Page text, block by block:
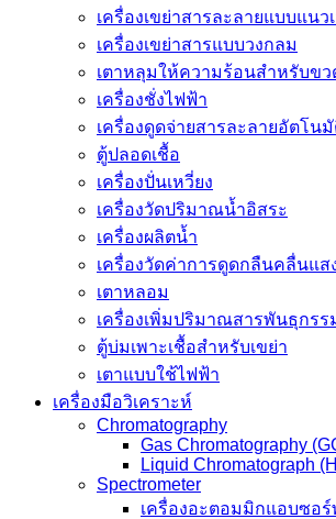
เครื่องเขย่าสารละลายแบบแนว
เครื่องเขย่าสารแบบวงกลม
เตาหลุมให้ความร้อนสำหรับข
เครื่องชั่งไฟฟ้า
เครื่องดูดจ่ายสารละลายอัตโน
ตู้ปลอดเชื้อ
เครื่องปั่นเหวี่ยง
เครื่องวัดปริมาณน้ำอิสระ
เครื่องผลิตน้ำ
เครื่องวัดค่าการดูดกลืนคลื่นแส
เตาหลอม
เครื่องเพิ่มปริมาณสารพันธุกรร
ตู้บ่มเพาะเชื้อสำหรับเขย่า
เตาแบบใช้ไฟฟ้า
เครื่องมือวิเคราะห์
Chromatography
Gas Chromatography
Liquid Chromatograph
Spectrometer
เครื่องอะตอมมิกแอบซอ